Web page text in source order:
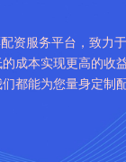
资服务平台，致力
成本实现更高的收
都能为您量身定制